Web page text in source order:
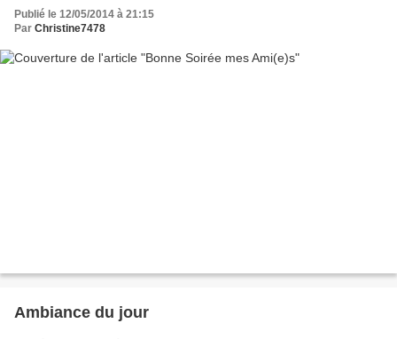
Publié le 12/05/2014 à 21:15
Par Christine7478
Ambiance du jour